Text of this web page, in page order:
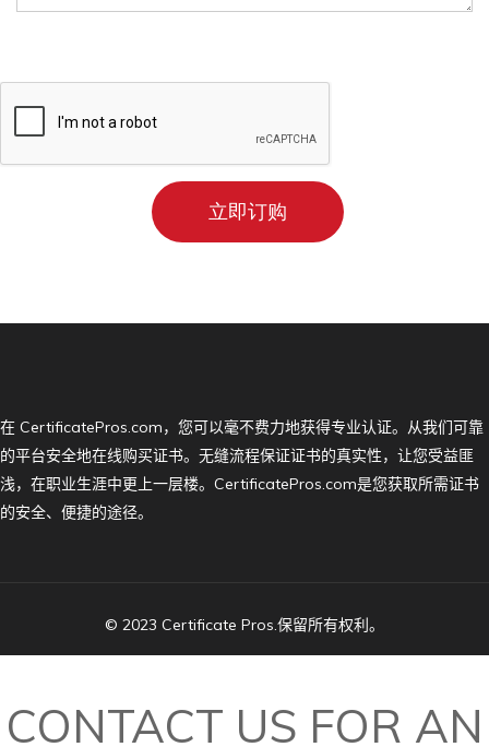
在 CertificatePros.com，您可以毫不费力地获得专业认证。从我们可靠
的平台安全地在线购买证书。无缝流程保证证书的真实性，让您受益匪
浅，在职业生涯中更上一层楼。CertificatePros.com是您获取所需证书
的安全、便捷的途径。
© 2023 Certificate Pros.保留所有权利。
CONTACT US FOR AN